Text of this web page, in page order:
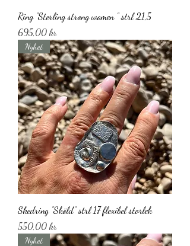
Ring ”Sterling strong women ” strl 21,5
Pris
695,00 kr
Nyhet
Skedring ”Sköld” strl 17 flexibel storlek
Pris
550,00 kr
Nyhet